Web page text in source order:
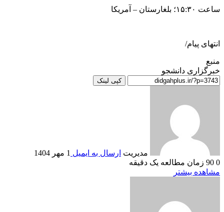
ساعت ۱۵:۳۰؛ بلغارستان – آمریکا
انتهای پیام/
منبع
خبرگزاری دانشجو
کپی لینک
مدیریت ارسال به ایمیل 1 مهر 1404
0
زمان مطالعه یک دقیقه
مشاهده بیشتر